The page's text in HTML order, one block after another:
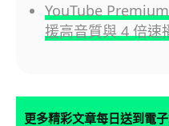
YouTube
援高音質與 4 倍速
更多精彩文章每日送到電